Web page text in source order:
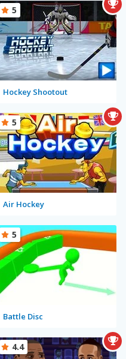
Hockey Shootout
5
Air Hockey
5
Battle Disc
5
4.4